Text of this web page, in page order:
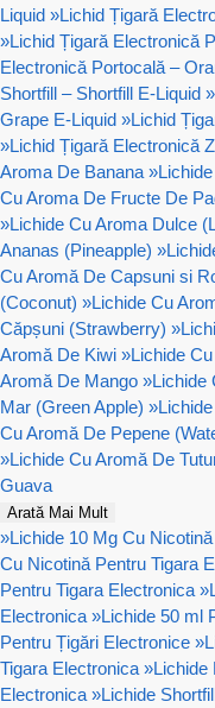
Liquid »Lichid Țigară
»Lichid Țigară Electronică
Electronică Portocală –
Shortfill – Shortfill E-Liquid »
Grape E-Liquid »Lichid
»Lichid Țigară Electronică
Aroma De Banana »
Cu Aroma De Fructe De
»Lichide Cu Aroma Dulce
Ananas (Pineapple) »
Cu Aromă De Capsuni si
(Coconut) »Lichide Cu
Căpșuni (Strawberry) »
Aromă De Kiwi »Lichide
Aromă De Mango »Lichide
Mar (Green Apple) »
Cu Aromă De Pepene
»Lichide Cu Aromă De
Guava
Arată Mai Mult
»Lichide 10 Mg Cu
Cu Nicotină Pentru Tigara
Pentru Tigara Electronica »
Electronica »Lichide 50 ml
Pentru Țigări Electronice »
Tigara Electronica »Lichide
Electronica »Lichide